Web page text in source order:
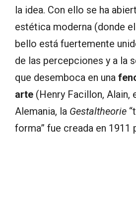
la idea. Con ello se ha
estética moderna (donde
bello está fuertemente
de las percepciones y a la
que desemboca en una
arte (Henry Facillon, Alain,
Alemania, la Gestaltheorie
forma” fue creada en 1911